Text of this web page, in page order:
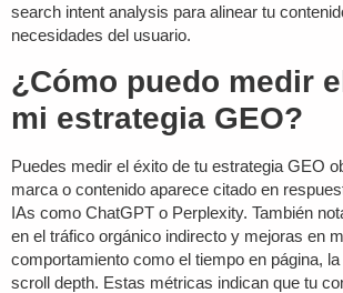
search intent analysis para alinear tu
necesidades del usuario.
¿Cómo puedo medir
mi estrategia GEO?
Puedes medir el éxito de tu estrategia GEO
marca o contenido aparece citado en
IAs como ChatGPT o Perplexity. También
en el tráfico orgánico indirecto y mejoras en
comportamiento como el tiempo en página,
scroll depth. Estas métricas indican que tu